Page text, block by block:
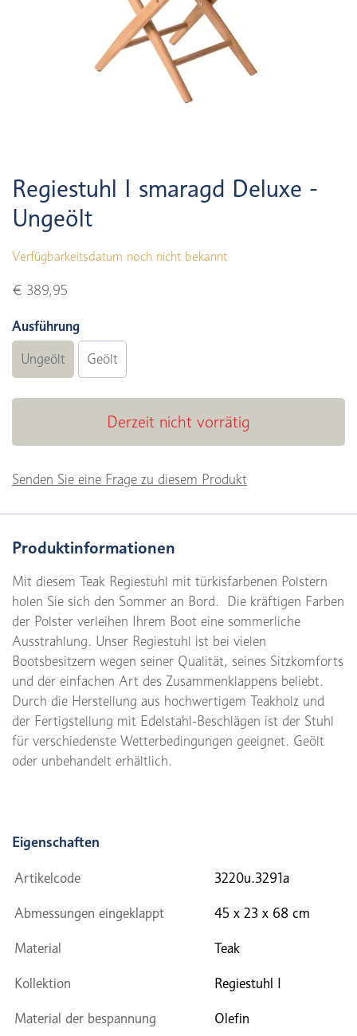
Regiestuhl I smaragd Deluxe -
Ungeölt
Verfügbarkeitsdatum noch nicht bekannt
€ 389,95
Ausführung
Ungeölt Geölt
Derzeit nicht vorrätig
Senden Sie eine Frage zu diesem Produkt
Produktinformationen
Mit diesem Teak Regiestuhl mit türkisfarbenen Polstern
holen Sie sich den Sommer an Bord. Die kräftigen Farben
der Polster verleihen Ihrem Boot eine sommerliche
Ausstrahlung. Unser Regiestuhl ist bei vielen
Bootsbesitzern wegen seiner Qualität, seines Sitzkomforts
und der einfachen Art des Zusammenklappens beliebt.
Durch die Herstellung aus hochwertigem Teakholz und
der Fertigstellung mit Edelstahl-Beschlägen ist der Stuhl
für verschiedenste Wetterbedingungen geeignet. Geölt
oder unbehandelt erhältlich.
Eigenschaften
Artikelcode 3220u.3291a
Abmessungen eingeklappt 45 x 23 x 68 cm
Material Teak
Kollektion Regiestuhl I
Material der bespannung Olefin